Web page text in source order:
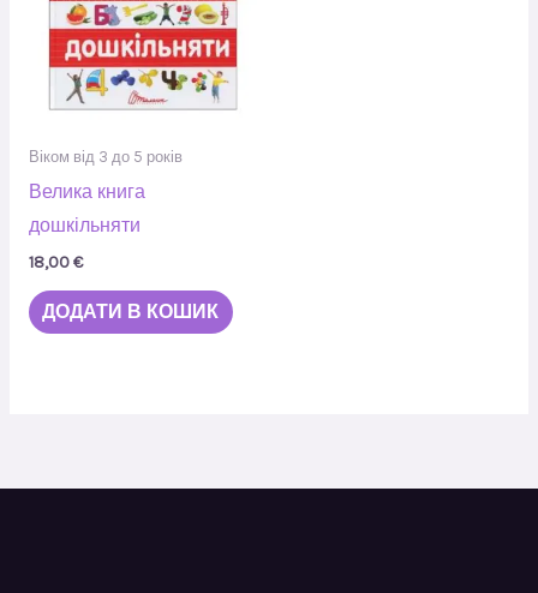
Віком від 3 до 5 років
Велика книга
дошкільняти
18,00€
ДОДАТИ В КОШИК